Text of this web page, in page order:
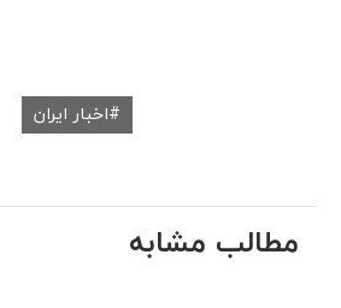
اخبار ایران
مطالب مشابه